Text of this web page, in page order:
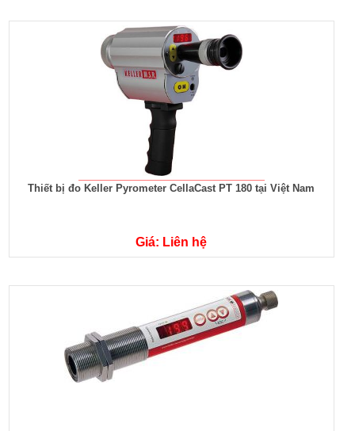
Thiết bị đo Keller Pyrometer CellaCast PT 180 tại Việt Nam
Giá: Liên hệ